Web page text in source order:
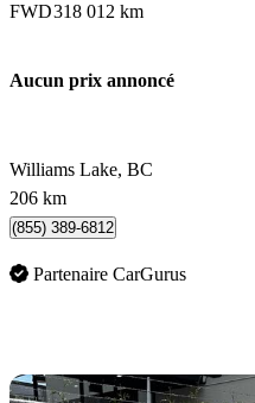
FWD318 012 km
Aucun prix annoncé
Williams Lake, BC
206 km
(855) 389-6812
Partenaire CarGurus